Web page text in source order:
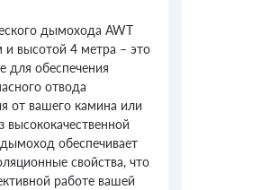
дымохода AWT
высотой 4 метра – это
для обеспечения
отвода
от вашего камина или
высококачественной
обеспечивает
свойства, что
работе вашей